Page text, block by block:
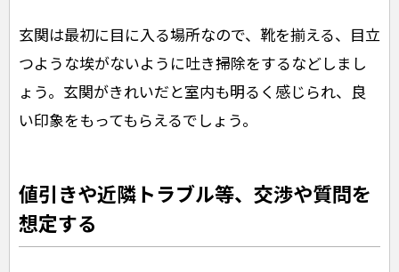
玄関は最初に目に入る場所なので、靴を揃える、目立
つような埃がないように吐き掃除をするなどしまし
ょう。玄関がきれいだと室内も明るく感じられ、良
い印象をもってもらえるでしょう。
値引きや近隣トラブル等、交渉や質問を
想定する